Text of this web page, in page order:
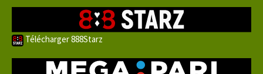
Télécharger 888Starz